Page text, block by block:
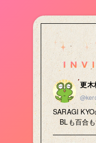
更木
SARAGI
BLも百合
▶️「キミの色